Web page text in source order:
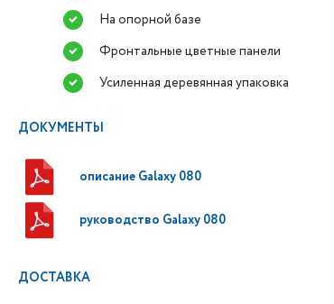
На опорной базе
Фронтальные цветные панели
Усиленная деревянная упаковка
ДОКУМЕНТЫ
описание Galaxy 080
руководство Galaxy 080
ДОСТАВКА